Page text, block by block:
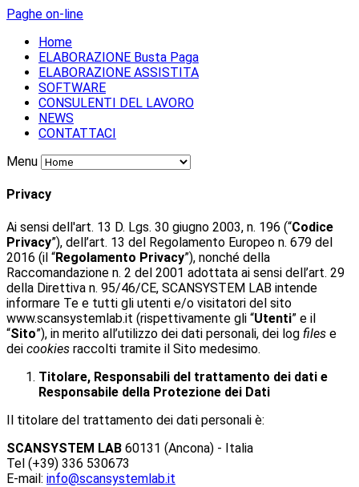
Paghe on-line
Home
ELABORAZIONE Busta Paga
ELABORAZIONE ASSISTITA
SOFTWARE
CONSULENTI DEL LAVORO
NEWS
CONTATTACI
Menu
Privacy
Ai sensi dell'art. 13 D. Lgs. 30 giugno 2003, n. 196 (“Codice
Privacy”), dell’art. 13 del Regolamento Europeo n. 679 del
2016 (il “Regolamento Privacy”), nonché della
Raccomandazione n. 2 del 2001 adottata ai sensi dell’art. 29
della Direttiva n. 95/46/CE, SCANSYSTEM LAB intende
informare Te e tutti gli utenti e/o visitatori del sito
www.scansystemlab.it (rispettivamente gli “Utenti” e il
“Sito”), in merito all’utilizzo dei dati personali, dei log files e
dei cookies raccolti tramite il Sito medesimo.
Titolare, Responsabili del trattamento dei dati e
Responsabile della Protezione dei Dati
Il titolare del trattamento dei dati personali è:
SCANSYSTEM LAB 60131 (Ancona) - Italia
Tel (+39) 336 530673
E-mail: info@scansystemlab.it